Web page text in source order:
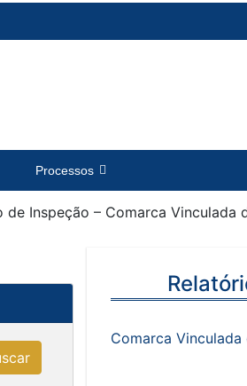
Processos
de Inspeção – Comarca Vinculada
Comarca